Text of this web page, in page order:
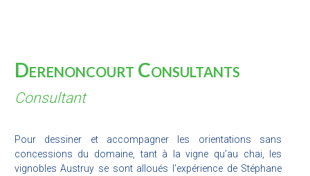
Derenoncourt Consultants
Consultant
Pour dessiner et accompagner les orientations sans
concessions du domaine, tant à la vigne qu’au chai, les
vignobles Austruy se sont alloués l’expérience de Stéphane